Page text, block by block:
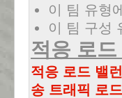
이 팀 유형
이 팀 구성
적응 로드
적응 로드 밸
송 트래픽 로